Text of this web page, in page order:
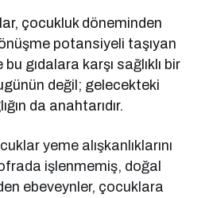
çocukluk döneminden
potansiyeli taşıyan
gıdalara karşı sağlıklı bir
değil; gelecekteki
da anahtarıdır.
yeme alışkanlıklarını
işlenmemiş, doğal
ebeveynler, çocuklara